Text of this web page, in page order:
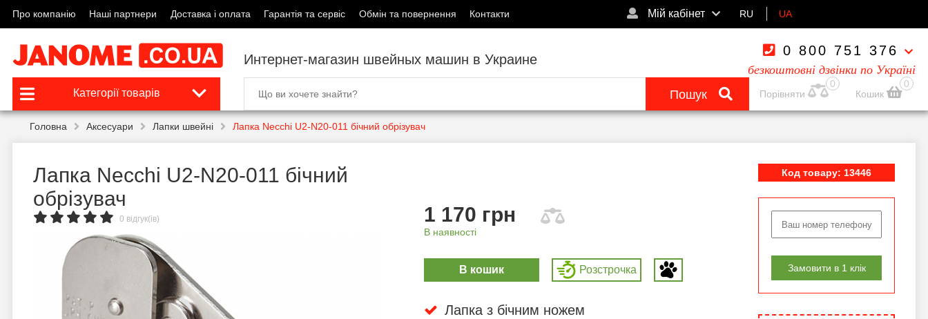
Про компанію Наші партнери Доставка і оплата Гарантія та сервіс Обмін та повернення Контакти Мій кабінет RU UA
Интернет-магазин швейных машин в Украине
0 800 751 376
безкоштовні дзвінки по Україні
Категорії товарів Пошук
0
Порівняти
0
Кошик
Головна Аксесуари Лапки швейні Лапка Necchi U2-N20-011 бічний обрізувач
Лапка Necchi U2-N20-011 бічний
обрізувач
0 відгук(ів) 1 170 грн
В наявності
В кошик Розcтрочка
Лапка з бічним ножем
Код товару: 13446
Замовити в 1 клік